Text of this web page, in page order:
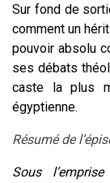
Sur fond de
comment un
pouvoir absolu
ses débats
caste la plus
égyptienne.
Résumé de
Sous